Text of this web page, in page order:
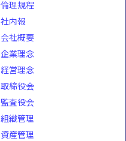
倫理規程
社内報
会社概要
企業理念
経営理念
取締役会
監査役会
組織管理
資産管理